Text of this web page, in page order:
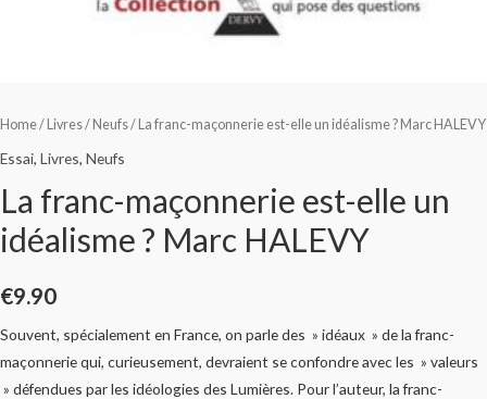
Home/ Livres/ Neufs/ La franc-maçonnerie est-elle un idéalisme ? Marc HALEVY
Essai, Livres, Neufs
La franc-maçonnerie est-elle un
idéalisme ? Marc HALEVY
€9.90
Souvent, spécialement en France, on parle des » idéaux » de la franc-
maçonnerie qui, curieusement, devraient se confondre avec les » valeurs
» défendues par les idéologies des Lumières. Pour l’auteur, la franc-